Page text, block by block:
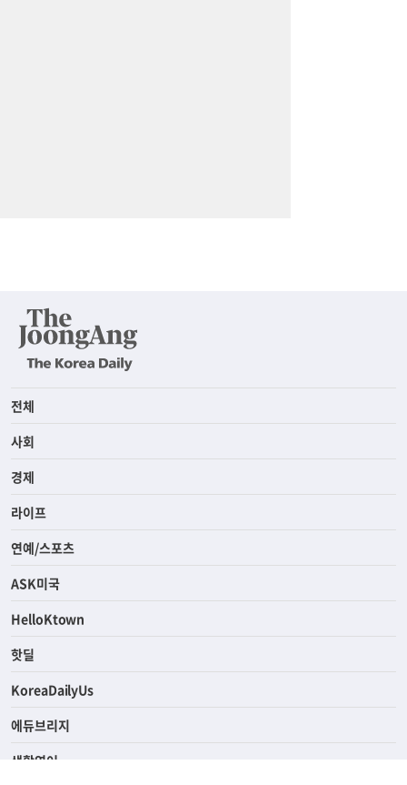
전체
사회
경제
라이프
연예/스포츠
ASK미국
HelloKtown
핫딜
KoreaDailyUs